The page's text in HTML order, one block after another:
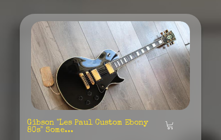
Gibson "Les Paul Custom Ebony
80s" Some...